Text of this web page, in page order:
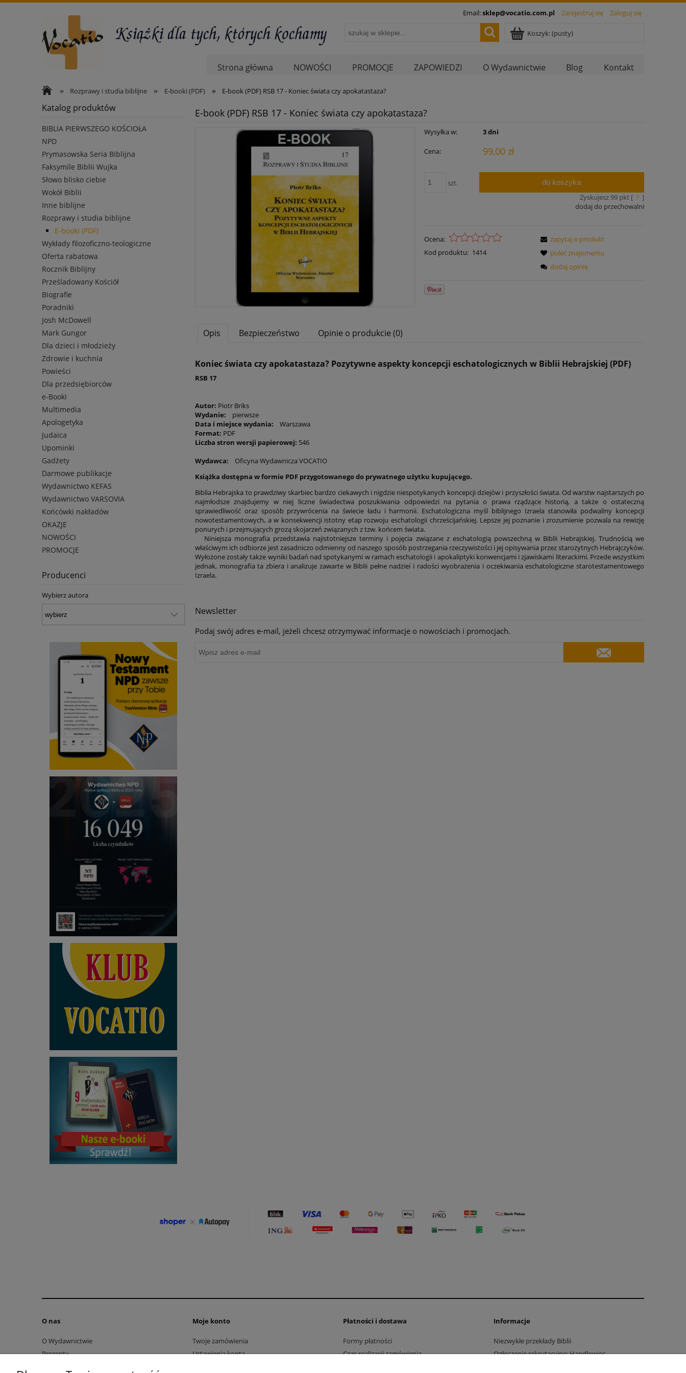
Email:sklep@vocatio.com.pl Zarejestruj się Zaloguj się
Koszyk:(pusty)
Strona główna NOWOŚCI PROMOCJE ZAPOWIEDZI O Wydawnictwie Blog Kontakt
» Rozprawy i studia biblijne » E-booki (PDF) » E-book (PDF) RSB 17 - Koniec świata czy apokatastaza?
Katalog produktów
BIBLIA PIERWSZEGO KOŚCIOŁA
NPD
Prymasowska Seria Biblijna
Faksymile Biblii Wujka
Słowo blisko ciebie
Wokół Biblii
Inne biblijne
Rozprawy i studia biblijne
E-booki (PDF)
Wykłady filozoficzno-teologiczne
Oferta rabatowa
Rocznik Biblijny
Prześladowany Kościół
Biografie
Poradniki
Josh McDowell
Mark Gungor
Dla dzieci i młodzieży
Zdrowie i kuchnia
Powieści
Dla przedsiębiorców
e-Booki
Multimedia
Apologetyka
Judaica
Upominki
Gadżety
Darmowe publikacje
Wydawnictwo KEFAS
Wydawnictwo VARSOVIA
Końcówki nakładów
OKAZJE
NOWOŚCI
PROMOCJE
Producenci
Wybierz autora
E-book (PDF) RSB 17 - Koniec świata czy apokatastaza?
Wysyłka w: 3 dni
Cena: 99,00 zł
szt. do koszyka
Zyskujesz 99pkt [ ? ]
dodaj do przechowalni
Ocena:
Kod produktu: 1414
zapytaj o produkt
poleć znajomemu
dodaj opinię
Opis Bezpieczeństwo Opinie o produkcie (0)
Koniec świata czy apokatastaza? Pozytywne aspekty koncepcji eschatologicznych w Biblii Hebrajskiej (PDF)
RSB 17
Autor: Piotr Briks
Wydanie:
pierwsze
Data i miejsce wydania:
Warszawa
Format: PDF
Liczba stron wersji papierowej: 546
Wydawca:
Oficyna Wydawnicza VOCATIO
Książka dostępna w formie PDF przygotowanego do prywatnego użytku kupującego.
Biblia Hebrajska to prawdziwy skarbiec bardzo ciekawych i nigdzie niespotykanych koncepcji dziejów i przyszłości świata. Od warstw najstarszych po
najmłodsze znajdujemy w niej liczne świadectwa poszukiwania odpowiedzi na pytania o prawa rządzące historią, a także o ostateczną
sprawiedliwość oraz sposób przywrócenia na świecie ładu i harmonii. Eschatologiczna myśl biblijnego Izraela stanowiła podwaliny koncepcji
nowotestamentowych, a w konsekwencji istotny etap rozwoju eschatologii chrześcijańskiej. Lepsze jej poznanie i zrozumienie pozwala na rewizję
ponurych i przejmujących grozą skojarzeń związanych z tzw. końcem świata.
Niniejsza monografia przedstawia najistotniejsze terminy i pojęcia związane z eschatologią powszechną w Biblii Hebrajskiej. Trudnością we
właściwym ich odbiorze jest zasadniczo odmienny od naszego sposób postrzegania rzeczywistości i jej opisywania przez starożytnych Hebrajczyków.
Wyłożone zostały także wyniki badań nad spotykanymi w ramach eschatologii i apokaliptyki konwencjami i zjawiskami literackimi. Przede wszystkim
jednak, monografia ta zbiera i analizuje zawarte w Biblii pełne nadziei i radości wyobrażenia i oczekiwania eschatologiczne starotestamentowego
Izraela.
Newsletter
Podaj swój adres e-mail, jeżeli chcesz otrzymywać informacje o nowościach i promocjach.
O nas
O Wydawnictwie
Prezenty
Moje konto
Twoje zamówienia
Ustawienia konta
Płatności i dostawa
Formy płatności
Czas realizacji zamówienia
Informacje
Niezwykłe przekłady Biblii
Ogłoszenie rekrutacyjne: Handlowiec